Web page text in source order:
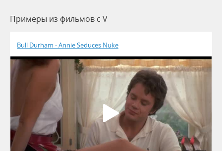
Примеры из фильмов c V
Bull Durham - Annie Seduces Nuke